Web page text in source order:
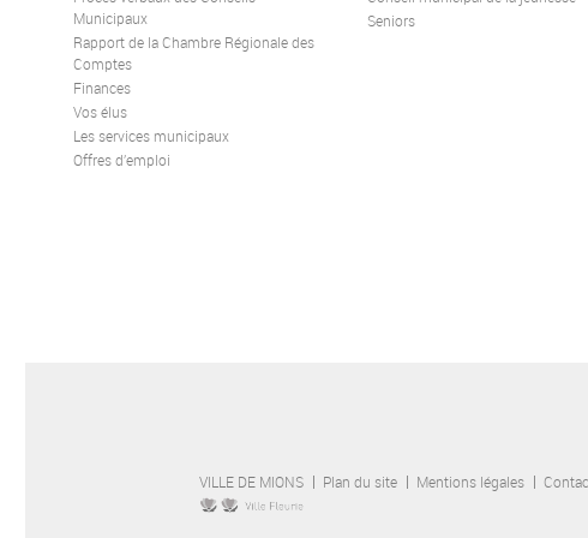
Municipaux
Rapport de la Chambre Régionale des
Comptes
Finances
Vos élus
Les services municipaux
Offres d’emploi
Seniors
VILLE DE MIONS Plan du site Mentions légales